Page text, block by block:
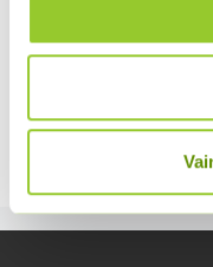
Kiinanasteri Hulk
4,00€ Sisältää